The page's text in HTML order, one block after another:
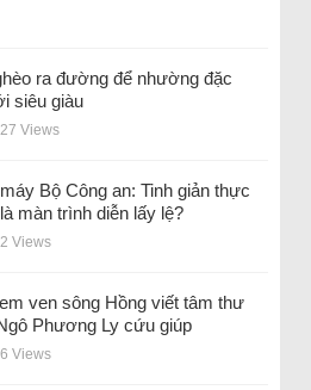
ra đường để nhường đặc
siêu giàu
Views
Bộ Công an: Tinh giản thực
màn trình diễn lấy lệ?
Views
ven sông Hồng viết tâm thư
Phương Ly cứu giúp
Views